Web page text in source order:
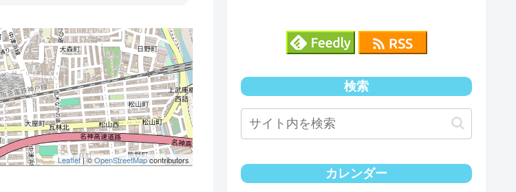
Leaflet| ©OpenStreetMapcontributors
検索
カレンダー